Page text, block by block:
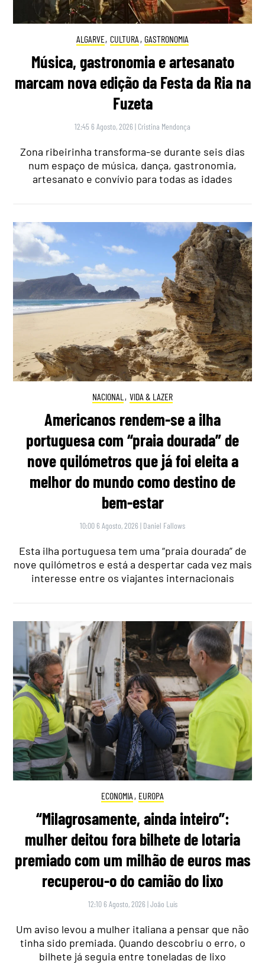
ALGARVE, CULTURA , GASTRONOMIA
Música, gastronomia e artesanato
marcam nova edição da Festa da Ria na
Fuzeta
12:45 6 Agosto, 2026 | Cristina Mendonça
Zona ribeirinha transforma-se durante seis dias
num espaço de música, dança, gastronomia,
artesanato e convívio para todas as idades
NACIONAL , VIDA & LAZER
Americanos rendem-se a ilha
portuguesa com “praia dourada” de
nove quilómetros que já foi eleita a
melhor do mundo como destino de
bem-estar
10:00 6 Agosto, 2026 | Daniel Fallows
Esta ilha portuguesa tem uma “praia dourada” de
nove quilómetros e está a despertar cada vez mais
interesse entre os viajantes internacionais
ECONOMIA , EUROPA
“Milagrosamente, ainda inteiro”:
mulher deitou fora bilhete de lotaria
premiado com um milhão de euros mas
recuperou-o do camião do lixo
12:10 6 Agosto, 2026 |João Luís
Um aviso levou a mulher italiana a pensar que não
tinha sido premiada. Quando descobriu o erro, o
bilhete já seguia entre toneladas de lixo